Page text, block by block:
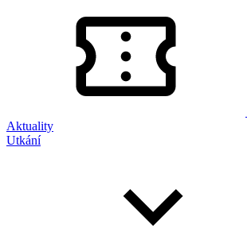
Aktuality
Utkání